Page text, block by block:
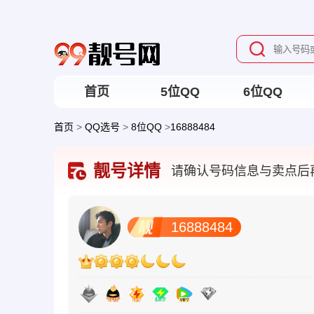
首页 5位QQ 6位QQ
首页 > QQ选号 > 8位QQ >16888484
靓号详情 请确认号码信息与卖点
16888484